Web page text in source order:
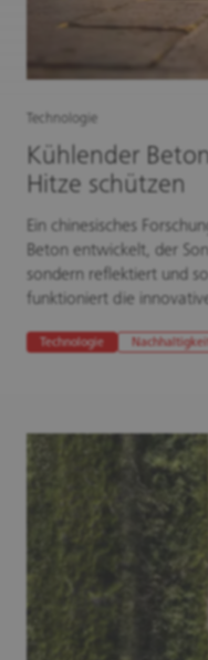
Technologie
Kühlender
Hitze schützen
Ein chinesisches
Beton entwickelt, der
sondern reflektiert und
funktioniert die
Technologie